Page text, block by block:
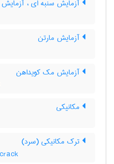
آزمایش سنبه ای ،
آزمایش مارتن
آزمایش مک کویداهن
مکانیکی
ترک مکانیکی (سرد)